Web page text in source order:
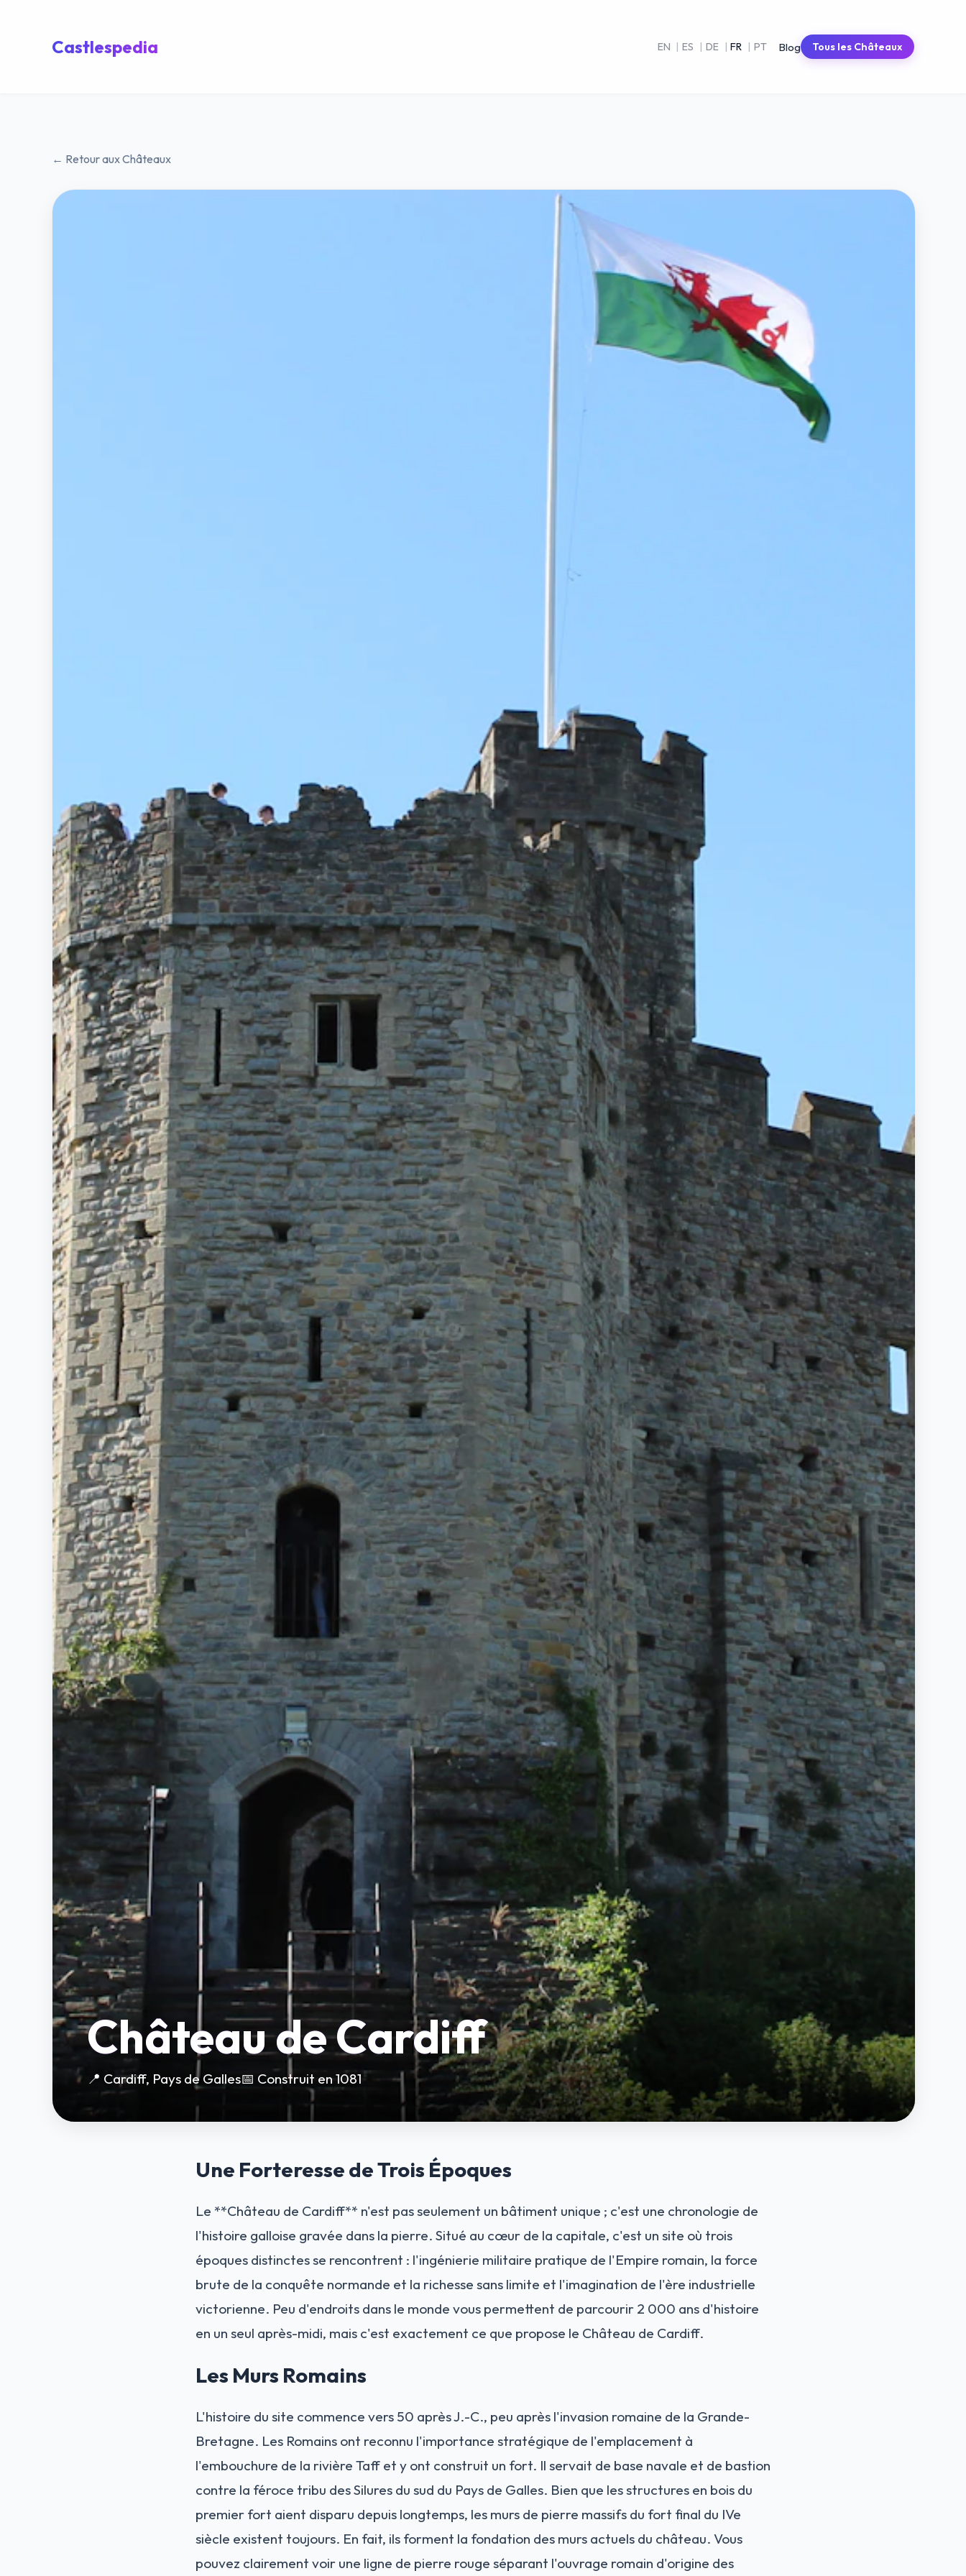
Castlespedia EN | ES | DE | FR | PT Blog Tous les Châteaux
← Retour aux Châteaux
Château de Cardiff
📍 Cardiff, Pays de Galles📅 Construit en 1081
Une Forteresse de Trois Époques
Le **Château de Cardiff** n'est pas seulement un bâtiment unique ; c'est une chronologie de
l'histoire galloise gravée dans la pierre. Situé au cœur de la capitale, c'est un site où trois
époques distinctes se rencontrent : l'ingénierie militaire pratique de l'Empire romain, la force
brute de la conquête normande et la richesse sans limite et l'imagination de l'ère industrielle
victorienne. Peu d'endroits dans le monde vous permettent de parcourir 2 000 ans d'histoire
en un seul après-midi, mais c'est exactement ce que propose le Château de Cardiff.
Les Murs Romains
L'histoire du site commence vers 50 après J.-C., peu après l'invasion romaine de la Grande-
Bretagne. Les Romains ont reconnu l'importance stratégique de l'emplacement à
l'embouchure de la rivière Taff et y ont construit un fort. Il servait de base navale et de bastion
contre la féroce tribu des Silures du sud du Pays de Galles. Bien que les structures en bois du
premier fort aient disparu depuis longtemps, les murs de pierre massifs du fort final du IVe
siècle existent toujours. En fait, ils forment la fondation des murs actuels du château. Vous
pouvez clairement voir une ligne de pierre rouge séparant l'ouvrage romain d'origine des